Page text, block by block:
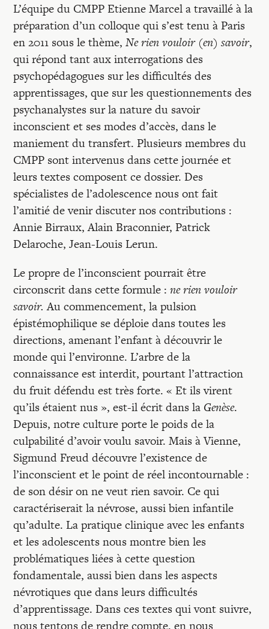
L’équipe du CMPP Etienne Marcel a travaillé à la
préparation d’un colloque qui s’est tenu à Paris
en 2011 sous le thème,Ne rien vouloir (en) savoir,
qui répond tant aux interrogations des
psychopédagogues sur les difficultés des
apprentissages, que sur les questionnements des
psychanalystes sur la nature du savoir
inconscient et ses modes d’accès, dans le
maniement du transfert. Plusieurs membres du
CMPP sont intervenus dans cette journée et
leurs textes composent ce dossier. Des
spécialistes de l’adolescence nous ont fait
l’amitié de venir discuter nos contributions :
Annie Birraux, Alain Braconnier, Patrick
Delaroche, Jean-Louis Lerun.
Le propre de l’inconscient pourrait être
circonscrit dans cette formule :ne rien vouloir
savoir. Au commencement, la pulsion
épistémophilique se déploie dans toutes les
directions, amenant l’enfant à découvrir le
monde qui l’environne. L’arbre de la
connaissance est interdit, pourtant l’attraction
du fruit défendu est très forte. « Et ils virent
qu’ils étaient nus », est-il écrit dans la Genèse.
Depuis, notre culture porte le poids de la
culpabilité d’avoir voulu savoir. Mais à Vienne,
Sigmund Freud découvre l’existence de
l’inconscient et le point de réel incontournable :
de son désir on ne veut rien savoir. Ce qui
caractériserait la névrose, aussi bien infantile
qu’adulte. La pratique clinique avec les enfants
et les adolescents nous montre bien les
problématiques liées à cette question
fondamentale, aussi bien dans les aspects
névrotiques que dans leurs difficultés
d’apprentissage. Dans ces textes qui vont suivre,
nous tentons de rendre compte, en nous